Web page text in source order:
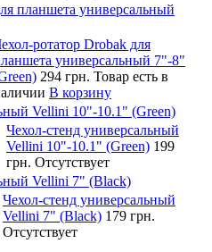
планшета универсальный
ротатор Drobak для
универсальный 7"-8"
294 грн. Товар есть в
В корзину
Vellini 10"-10.1" (Green)
Чехол-стенд универсальный
Vellini 10"-10.1" (Green) 199
грн. Отсутствует
Vellini 7" (Black)
Чехол-стенд универсальный
Vellini 7" (Black) 179 грн.
Отсутствует